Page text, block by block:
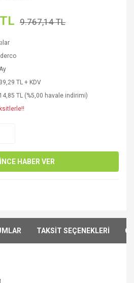
9.767,14 TL
TL + KDV
TL (%5,00 havale indirimi)
HABER VER
TAKSİT SEÇENEKLERİ